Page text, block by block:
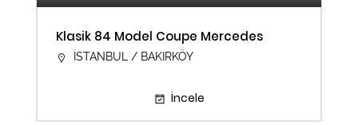
Klasik 84 Model Coupe Mercedes
İSTANBUL / BAKIRKÖY
İncele